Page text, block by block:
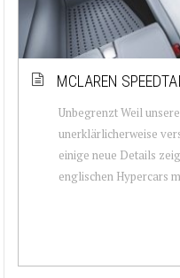
MCLAREN
Unbegrenzt Weil
unerklärlicherweise
einige neue Details
englischen Hypercars